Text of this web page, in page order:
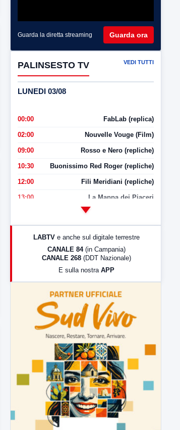
Guarda la diretta streaming Guarda ora
PALINSESTO TV VEDI TUTTI
LUNEDI 03/08
00:00 FabLab (replica)
02:00 Nouvelle Vouge (Film)
09:00 Rosso e Nero (repliche)
10:30 Buonissimo Red Roger (repliche)
12:00 Fili Meridiani (repliche)
13:00 La Mappa dei Piaceri
LabNews (Diretta)
LabNews (replica)
LABTV e anche sul digitale terrestre
CANALE 84 (in Campania)
CANALE 268 (DDT Nazionale)
E sulla nostra APP